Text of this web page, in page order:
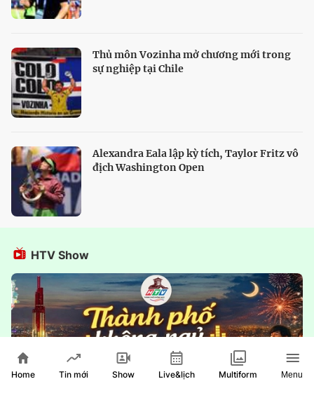
Thủ môn Vozinha mở chương mới trong
sự nghiệp tại Chile
Alexandra Eala lập kỳ tích, Taylor Fritz vô
địch Washington Open
HTV Show
Home Tin mới Show Live&lịch Multiform Menu